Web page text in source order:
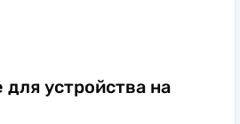
устройства на